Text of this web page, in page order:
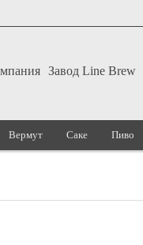
Завод Line Brew
Вермут Саке Пиво